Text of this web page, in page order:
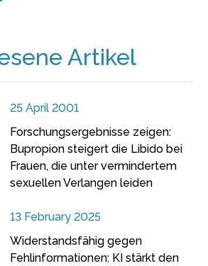
Artikel
25 April 2001
Forschungsergebnisse zeigen:
Bupropion steigert die Libido bei
Frauen, die unter vermindertem
sexuellen Verlangen leiden
13 February 2025
Widerstandsfähig gegen
Fehlinformationen: KI stärkt den